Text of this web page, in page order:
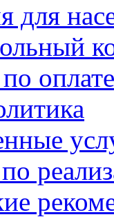
для